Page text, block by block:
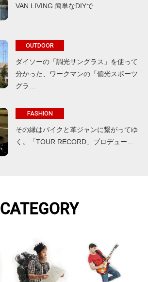
VAN LIVING 簡単なDIYで…
OUTDOOR
ダイソーの「調光サングラス」を使って
分かった、ワークマンの「偏光スポーツ
グラ…
FASHION
その縁はバイクと革ジャンに繋がってゆ
く。「TOUR RECORD」プロデュー…
CATEGORY